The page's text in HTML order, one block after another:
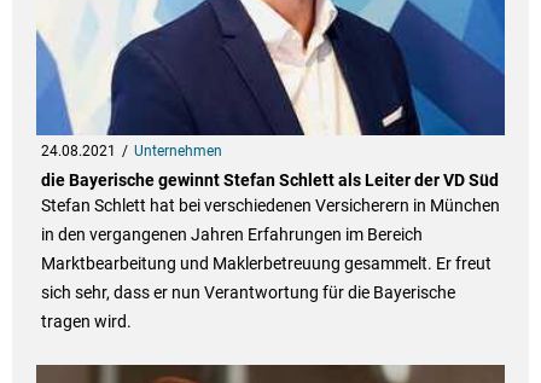
24.08.2021 Unternehmen
die Bayerische gewinnt Stefan Schlett als Leiter der VD Süd
Stefan Schlett hat bei verschiedenen Versicherern in München
in den vergangenen Jahren Erfahrungen im Bereich
Marktbearbeitung und Maklerbetreuung gesammelt. Er freut
sich sehr, dass er nun Verantwortung für die Bayerische
tragen wird.